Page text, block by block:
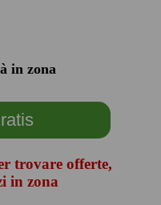
in zona
trovare offerte,
in zona